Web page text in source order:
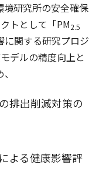
研究所の安全確保
トとして「PM2.5
に関する研究プロジ
デルの精度向上と
排出削減対策の
よる健康影響評